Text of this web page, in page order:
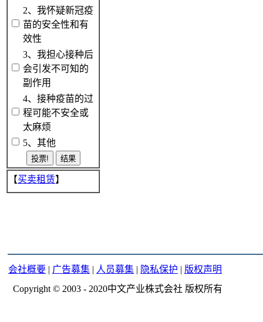
2、我怀疑新冠疫
苗的安全性和有
效性
3、我担心接种后
会引发不可知的
副作用
4、接种疫苗的过
程可能不安全或
太麻烦
5、其他
【买卖租赁】
会社概要 | 广告募集 | 人员募集 | 隐私保护 | 版权声明
Copyright © 2003 - 2020中文产业株式会社 版权所有